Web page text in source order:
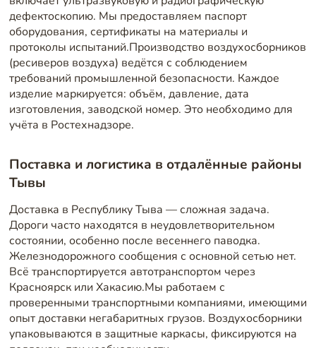
дефектоскопию. Мы предоставляем паспорт
оборудования, сертификаты на материалы и
протоколы испытаний.Производство воздухосборников
(ресиверов воздуха) ведётся с соблюдением
требований промышленной безопасности. Каждое
изделие маркируется: объём, давление, дата
изготовления, заводской номер. Это необходимо для
учёта в Ростехнадзоре.
Поставка и логистика в отдалённые районы
Тывы
Доставка в Республику Тыва — сложная задача.
Дороги часто находятся в неудовлетворительном
состоянии, особенно после весеннего паводка.
Железнодорожного сообщения с основной сетью нет.
Всё транспортируется автотранспортом через
Красноярск или Хакасию.Мы работаем с
проверенными транспортными компаниями, имеющими
опыт доставки негабаритных грузов. Воздухосборники
упаковываются в защитные каркасы, фиксируются на